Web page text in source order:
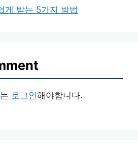
게 받는 5가지 방법
로그인해야합니다.